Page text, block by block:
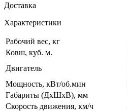
Доставка
Характеристики
Рабочий вес, кг
Ковш, куб. м.
Двигатель
Мощность, кВт/об.мин
Габариты (ДxШxВ), мм
Скорость движения, км/ч